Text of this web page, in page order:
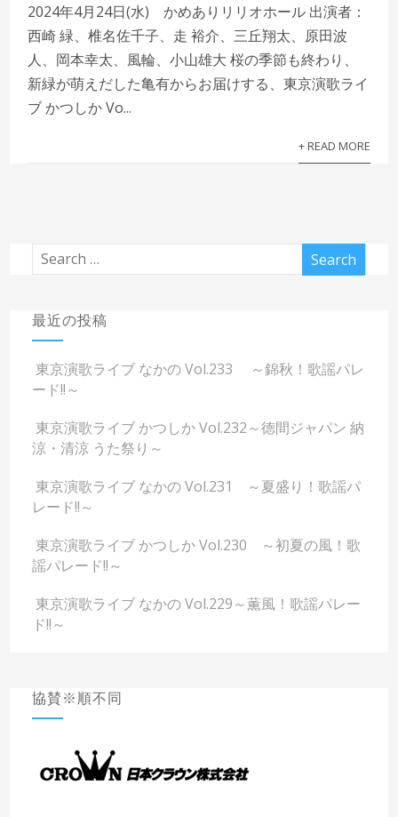
2024年4月24日(水) かめありリリオホール 出演者：
西崎 緑、椎名佐千子、走 裕介、三丘翔太、原田波
人、岡本幸太、風輪、小山雄大 桜の季節も終わり、
新緑が萌えだした亀有からお届けする、東京演歌ライ
ブ かつしか Vo...
+ READ MORE
最近の投稿
東京演歌ライブ なかの Vol.233 ～錦秋！歌謡パレ
ード!!～
東京演歌ライブ かつしか Vol.232～徳間ジャパン 納
涼・清涼 うた祭り～
東京演歌ライブ なかの Vol.231 ～夏盛り！歌謡パ
レード!!～
東京演歌ライブ かつしか Vol.230 ～初夏の風！歌
謡パレード!!～
東京演歌ライブ なかの Vol.229～薫風！歌謡パレー
ド!!～
協賛※順不同